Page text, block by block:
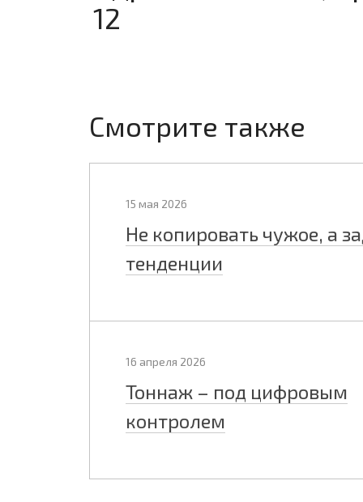
12
Смотрите также
15 мая 2026
Не копировать чужое, а
тенденции
16 апреля 2026
Тоннаж – под цифровым
контролем